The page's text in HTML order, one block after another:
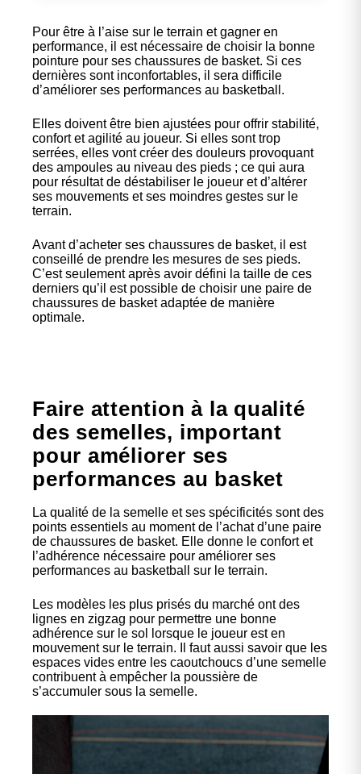
Pour être à l’aise sur le terrain et gagner en
performance, il est nécessaire de choisir la bonne
pointure pour ses chaussures de basket. Si ces
dernières sont inconfortables, il sera difficile
d’améliorer ses performances au basketball.
Elles doivent être bien ajustées pour offrir stabilité,
confort et agilité au joueur. Si elles sont trop
serrées, elles vont créer des douleurs provoquant
des ampoules au niveau des pieds ; ce qui aura
pour résultat de déstabiliser le joueur et d’altérer
ses mouvements et ses moindres gestes sur le
terrain.
Avant d’acheter ses chaussures de basket, il est
conseillé de prendre les mesures de ses pieds.
C’est seulement après avoir défini la taille de ces
derniers qu’il est possible de choisir une paire de
chaussures de basket adaptée de manière
optimale.
Faire attention à la qualité
des semelles, important
pour améliorer ses
performances au basket
La qualité de la semelle et ses spécificités sont des
points essentiels au moment de l’achat d’une paire
de chaussures de basket. Elle donne le confort et
l’adhérence nécessaire pour améliorer ses
performances au basketball sur le terrain.
Les modèles les plus prisés du marché ont des
lignes en zigzag pour permettre une bonne
adhérence sur le sol lorsque le joueur est en
mouvement sur le terrain. Il faut aussi savoir que les
espaces vides entre les caoutchoucs d’une semelle
contribuent à empêcher la poussière de
s’accumuler sous la semelle.